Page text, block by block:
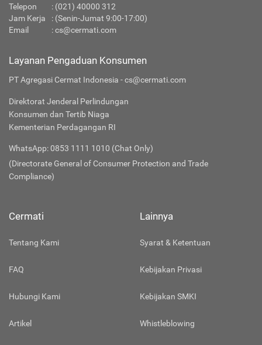
Telepon : (021) 40000 312
Jam Kerja
: (Senin-Jumat 9:00-17:00)
Email
:cs@cermati.com
Layanan Pengaduan Konsumen
PT Agregasi Cermat Indonesia - cs@cermati.com
Direktorat Jenderal Perlindungan
Konsumen dan Tertib Niaga
Kementerian Perdagangan RI
WhatsApp: 0853 1111 1010 (Chat Only)
(Directorate General of Consumer Protection and Trade
Compliance)
Cermati
Tentang Kami
FAQ
Hubungi Kami
Artikel
Lainnya
Syarat & Ketentuan
Kebijakan Privasi
Kebijakan SMKI
Whistleblowing